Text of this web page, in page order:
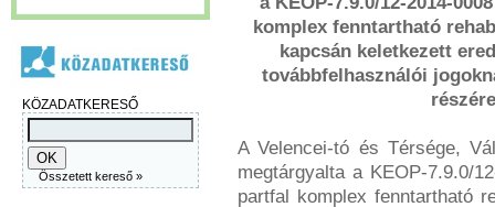
KÖZADATKERESŐ
Összetett kereső »
komplex fenntartható
kapcsán keletkezett
továbbfelhasználói
A Velencei-tó és Térsége,
megtárgyalta a KEOP-7.9.0/
partfal komplex fenntartható